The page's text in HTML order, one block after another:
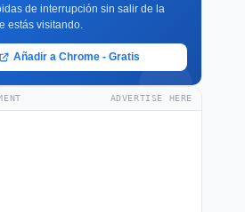
de interrupción sin salir de la
estás visitando.
Añadir a Chrome - Gratis
ADVERTISE HERE